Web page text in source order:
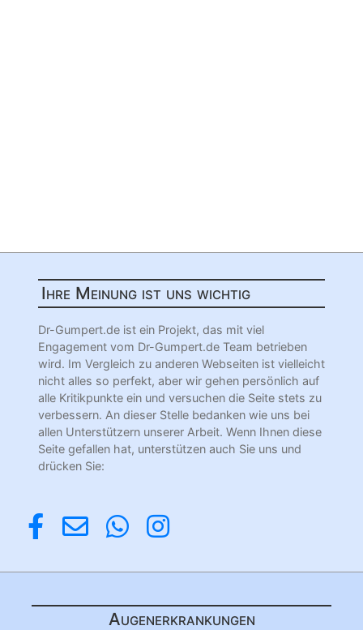
Ihre Meinung ist uns wichtig
Dr-Gumpert.de ist ein Projekt, das mit viel
Engagement vom Dr-Gumpert.de Team betrieben
wird. Im Vergleich zu anderen Webseiten ist vielleicht
nicht alles so perfekt, aber wir gehen persönlich auf
alle Kritikpunkte ein und versuchen die Seite stets zu
verbessern. An dieser Stelle bedanken wie uns bei
allen Unterstützern unserer Arbeit. Wenn Ihnen diese
Seite gefallen hat, unterstützen auch Sie uns und
drücken Sie:
Augenerkrankungen